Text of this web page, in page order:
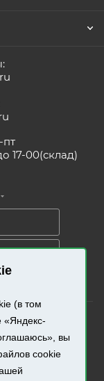
(в том
«Яндекс-
вы
cookie
17-00(склад)
защищены.